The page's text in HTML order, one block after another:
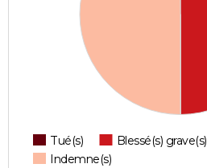
Tué(s) Blessé(s) grave(s)
Indemne(s)